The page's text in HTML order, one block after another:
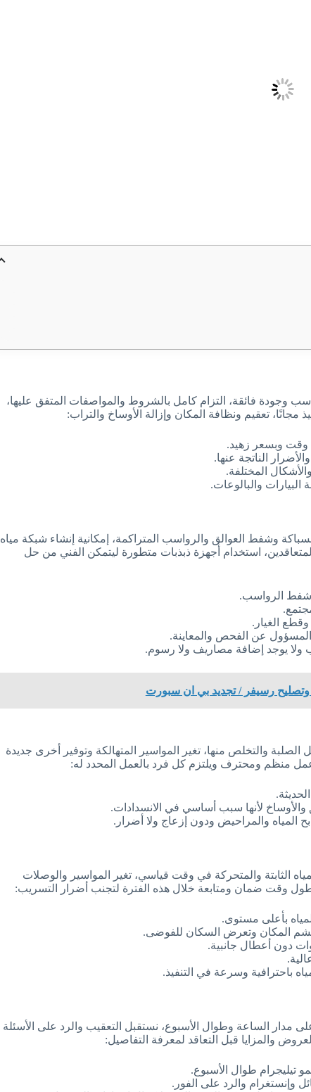
وجودة فائقة، التزام كامل بالشروط والمواصفات المتفق عليها،
تعقيم ونظافة المكان وإزالة الأوساخ والتراب:
وقت وبسعر زهيد.
الناتجة عنها.
المختلفة.
والبالوعات.
وشفط العوالق والرواسب المتراكمة، إمكانية إنشاء شبكة مياه
استخدام أجهزة ذبذبات متطورة ليتمكن الفني من حل
شفط الرواسب.
الغيار.
المسؤول عن الفحص والمعاينة.
ولا يوجد إضافة مصاريف ولا رسوم.
والتخلص منها، تغير المواسير المتهالكة وتوفير أخرى جديدة
عمل منظم ومحترف ويلتزم كل فرد بالعمل المحدد له:
لأنها سبب أساسي في الانسدادات.
والمراحيض ودون إزعاج ولا أضرار.
الثابتة والمتحركة في وقت قياسي، تغير المواسير والوصلات
أطول وقت ضمان ومتابعة خلال هذه الفترة لتجنب أضرار التسريب:
بأعلى مستوى.
تهشم المكان وتعرض السكان للفوضى.
دون أعطال جانبية.
باحترافية وسرعة في التنفيذ.
الساعة وطوال الأسبوع، نستقبل التعقيب والرد على الأسئلة
والمزايا قبل التعاقد لمعرفة التفاصيل:
تيليجرام طوال الأسبوع.
وإنستغرام والرد على الفور.